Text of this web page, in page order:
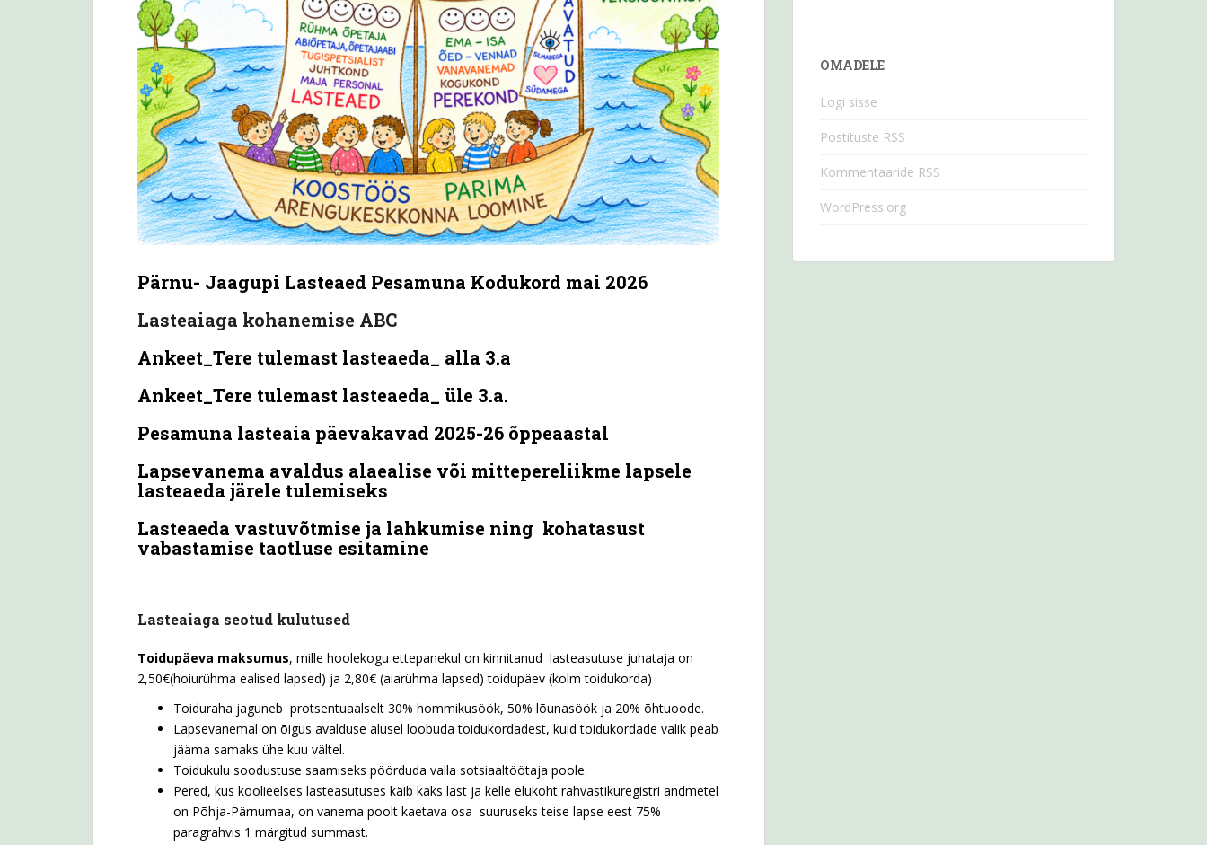
Pärnu- Jaagupi Lasteaed Pesamuna Kodukord mai 2026
Lasteaiaga kohanemise ABC
Ankeet_Tere tulemast lasteaeda_ alla 3.a
Ankeet_Tere tulemast lasteaeda_ üle 3.a.
Pesamuna lasteaia päevakavad 2025-26 õppeaastal
Lapsevanema avaldus alaealise või mittepereliikme lapsele
lasteaeda järele tulemiseks
Lasteaeda vastuvõtmise ja lahkumise ning kohatasust
vabastamise taotluse esitamine
Lasteaiaga seotud kulutused
Toidupäeva maksumus, mille hoolekogu ettepanekul on kinnitanud lasteasutuse juhataja on
2,50€(hoiurühma ealised lapsed) ja 2,80€ (aiarühma lapsed) toidupäev (kolm toidukorda)
Toiduraha jaguneb protsentuaalselt 30% hommikusöök, 50% lõunasöök ja 20% õhtuoode.
Lapsevanemal on õigus avalduse alusel loobuda toidukordadest, kuid toidukordade valik peab
jääma samaks ühe kuu vältel.
Toidukulu soodustuse saamiseks pöörduda valla sotsiaaltöötaja poole.
Pered, kus koolieelses lasteasutuses käib kaks last ja kelle elukoht rahvastikuregistri andmetel
on Põhja-Pärnumaa, on vanema poolt kaetava osa suuruseks teise lapse eest 75%
paragrahvis 1 märgitud summast.
OMADELE
Logi sisse
Postituste RSS
Kommentaaride RSS
WordPress.org